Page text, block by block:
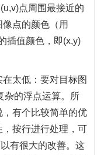
点周围最接近的
点的颜色（用
插值颜色，即(x,y)
太低：要对目标图
杂的浮点运算。所
有个比较简单的优
按行进行处理，可
有很大的改善。这